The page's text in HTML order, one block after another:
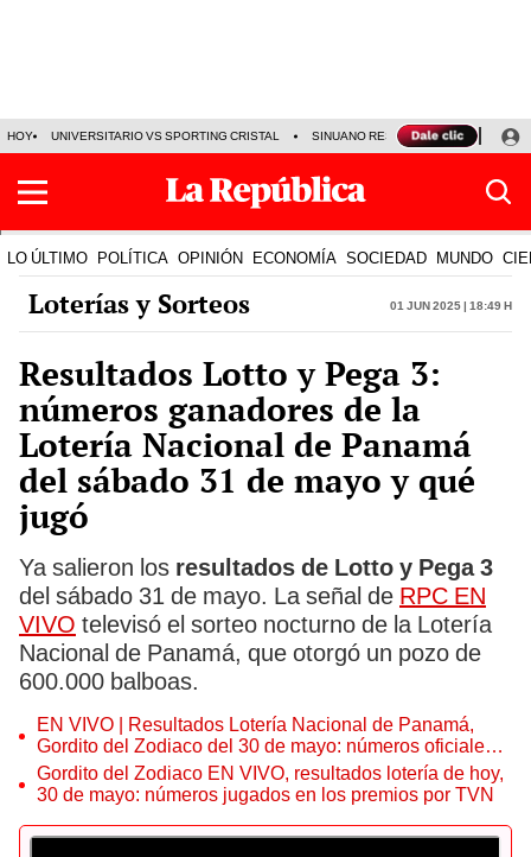
HOY UNIVERSITARIO VS SPORTING CRISTAL SINUANO RESULTADOS HOY
LO ÚLTIMO POLÍTICA OPINIÓN ECONOMÍA SOCIEDAD MUNDO
Loterías y Sorteos 01 Jun 2025 | 18:49 h
Resultados Lotto y Pega 3:
números ganadores de la
Lotería Nacional de Panamá
del sábado 31 de mayo y qué
jugó
Ya salieron los resultados de Lotto y Pega 3
del sábado 31 de mayo. La señal de RPC EN
VIVO televisó el sorteo nocturno de la Lotería
Nacional de Panamá, que otorgó un pozo de
600.000 balboas.
EN VIVO | Resultados Lotería Nacional de Panamá,
Gordito del Zodiaco del 30 de mayo: números oficiales y
pirámide lotería de hoy
Gordito del Zodiaco EN VIVO, resultados lotería de hoy,
30 de mayo: números jugados en los premios por TVN